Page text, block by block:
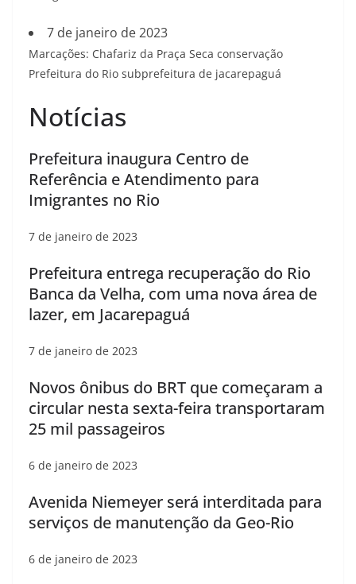
7 de janeiro de 2023
Marcações: Chafariz da Praça Seca conservação
Prefeitura do Rio subprefeitura de jacarepaguá
Notícias
Prefeitura inaugura Centro de
Referência e Atendimento para
Imigrantes no Rio
7 de janeiro de 2023
Prefeitura entrega recuperação do Rio
Banca da Velha, com uma nova área de
lazer, em Jacarepaguá
7 de janeiro de 2023
Novos ônibus do BRT que começaram a
circular nesta sexta-feira transportaram
25 mil passageiros
6 de janeiro de 2023
Avenida Niemeyer será interditada para
serviços de manutenção da Geo-Rio
6 de janeiro de 2023